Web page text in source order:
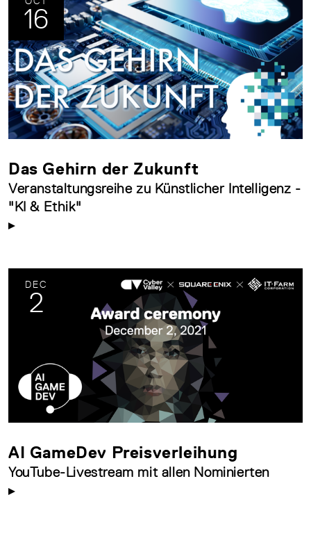
16
Das Gehirn der Zukunft
Veranstaltungsreihe zu Künstlicher Intelligenz -
"KI & Ethik"
DEC
2
AI GameDev Preisverleihung
YouTube-Livestream mit allen Nominierten